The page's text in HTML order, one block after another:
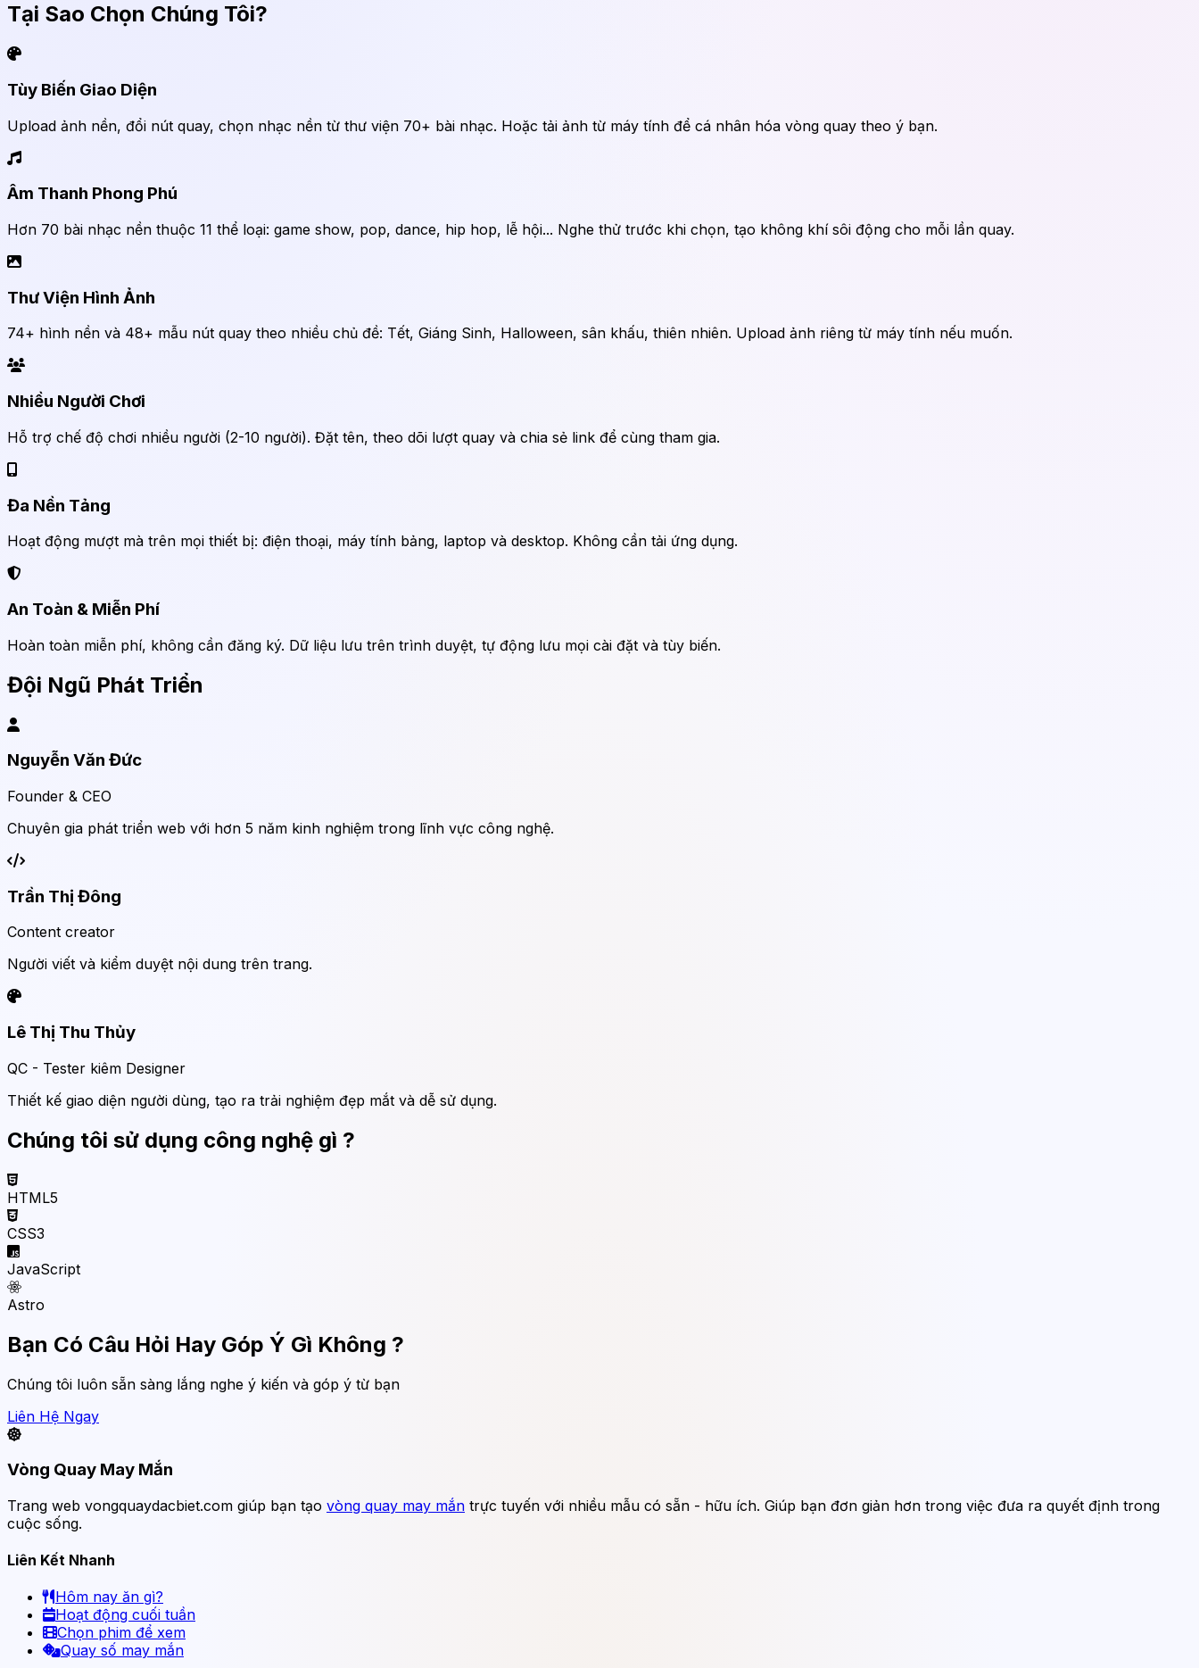
Tại Sao Chọn Chúng Tôi?
Tùy Biến Giao Diện
Upload ảnh nền, đổi nút quay, chọn nhạc nền từ thư viện 70+ bài nhạc. Hoặc tải ảnh từ máy tính để cá nhân hóa vòng quay theo ý bạn.
Âm Thanh Phong Phú
Hơn 70 bài nhạc nền thuộc 11 thể loại: game show, pop, dance, hip hop, lễ hội... Nghe thử trước khi chọn, tạo không khí sôi động cho mỗi lần quay.
Thư Viện Hình Ảnh
74+ hình nền và 48+ mẫu nút quay theo nhiều chủ đề: Tết, Giáng Sinh, Halloween, sân khấu, thiên nhiên. Upload ảnh riêng từ máy tính nếu muốn.
Nhiều Người Chơi
Hỗ trợ chế độ chơi nhiều người (2-10 người). Đặt tên, theo dõi lượt quay và chia sẻ link để cùng tham gia.
Đa Nền Tảng
Hoạt động mượt mà trên mọi thiết bị: điện thoại, máy tính bảng, laptop và desktop. Không cần tải ứng dụng.
An Toàn & Miễn Phí
Hoàn toàn miễn phí, không cần đăng ký. Dữ liệu lưu trên trình duyệt, tự động lưu mọi cài đặt và tùy biến.
Đội Ngũ Phát Triển
Nguyễn Văn Đức
Founder & CEO
Chuyên gia phát triển web với hơn 5 năm kinh nghiệm trong lĩnh vực công nghệ.
Trần Thị Đông
Content creator
Người viết và kiểm duyệt nội dung trên trang.
Lê Thị Thu Thủy
QC - Tester kiêm Designer
Thiết kế giao diện người dùng, tạo ra trải nghiệm đẹp mắt và dễ sử dụng.
Chúng tôi sử dụng công nghệ gì ?
HTML5
CSS3
JavaScript
Astro
Bạn Có Câu Hỏi Hay Góp Ý Gì Không ?
Chúng tôi luôn sẵn sàng lắng nghe ý kiến và góp ý từ bạn
Liên Hệ Ngay
Vòng Quay May Mắn
Trang web vongquaydacbiet.com giúp bạn tạo vòng quay may mắn trực tuyến với nhiều mẫu có sẵn - hữu ích. Giúp bạn đơn giản hơn trong việc đưa ra quyết định trong
cuộc sống.
Liên Kết Nhanh
Hôm nay ăn gì?
Hoạt động cuối tuần
Chọn phim để xem
Quay số may mắn